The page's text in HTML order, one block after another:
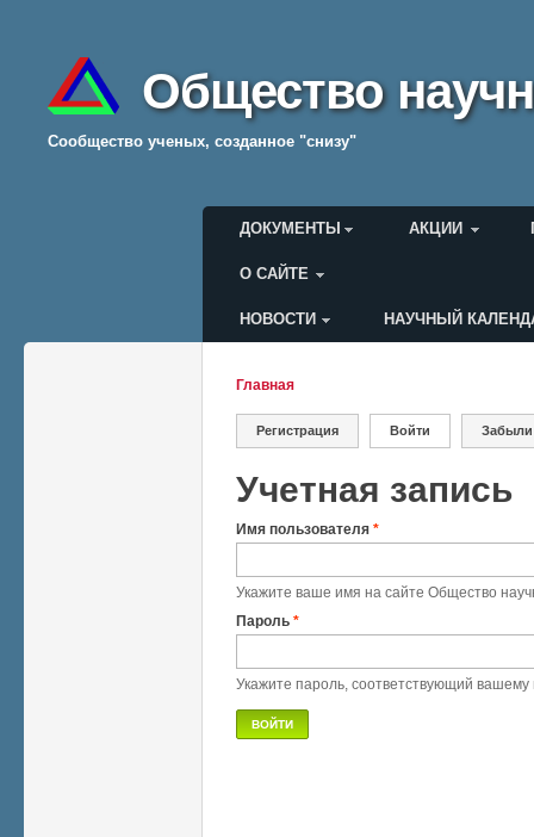
Общество
Cообщество ученых, созданное "снизу"
Главное меню
ДОКУМЕНТЫ АКЦИИ
О САЙТЕ
Меню пользователя
НОВОСТИ НАУЧНЫЙ
Вы здесь
Главная
Главные вкладки
Регистрация Войти (активная
Учетная запись
Имя пользователя *
Укажите ваше имя на сайте Общество
Пароль *
Укажите пароль, соответствующий вашему